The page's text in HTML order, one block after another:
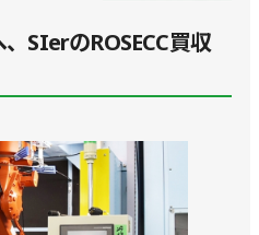
SIerのROSECC買収